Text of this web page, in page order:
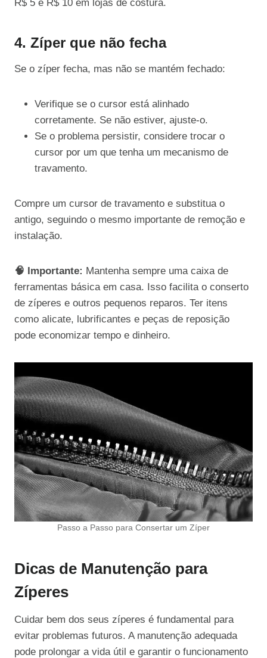
R$ 5 e R$ 10 em lojas de costura.
4. Zíper que não fecha
Se o zíper fecha, mas não se mantém fechado:
Verifique se o cursor está alinhado
corretamente. Se não estiver, ajuste-o.
Se o problema persistir, considere trocar o
cursor por um que tenha um mecanismo de
travamento.
Compre um cursor de travamento e substitua o
antigo, seguindo o mesmo importante de remoção e
instalação.
🧠 Importante: Mantenha sempre uma caixa de
ferramentas básica em casa. Isso facilita o conserto
de zíperes e outros pequenos reparos. Ter itens
como alicate, lubrificantes e peças de reposição
pode economizar tempo e dinheiro.
Passo a Passo para Consertar um Zíper
Dicas de Manutenção para
Zíperes
Cuidar bem dos seus zíperes é fundamental para
evitar problemas futuros. A manutenção adequada
pode prolongar a vida útil e garantir o funcionamento